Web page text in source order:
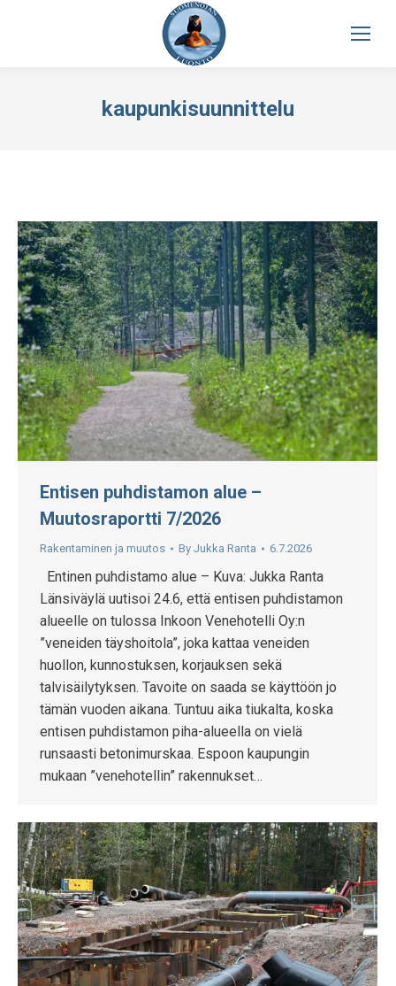
kaupunkisuunnittelu
Entisen puhdistamon alue –
Muutosraportti 7/2026
Rakentaminen ja muutos By Jukka Ranta 6.7.2026
Entinen puhdistamo alue – Kuva: Jukka Ranta
Länsiväylä uutisoi 24.6, että entisen puhdistamon
alueelle on tulossa Inkoon Venehotelli Oy:n
”veneiden täyshoitola”, joka kattaa veneiden
huollon, kunnostuksen, korjauksen sekä
talvisäilytyksen. Tavoite on saada se käyttöön jo
tämän vuoden aikana. Tuntuu aika tiukalta, koska
entisen puhdistamon piha-alueella on vielä
runsaasti betonimurskaa. Espoon kaupungin
mukaan ”venehotellin” rakennukset…